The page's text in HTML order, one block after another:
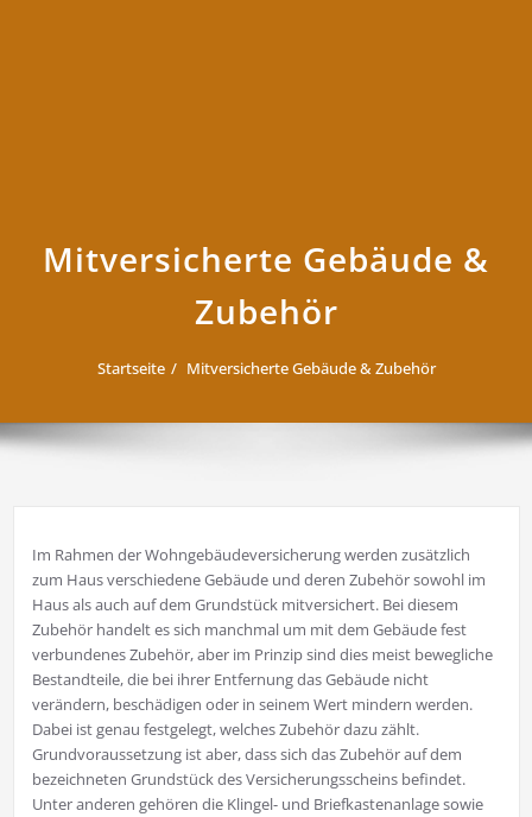
Mitversicherte Gebäude &
Zubehör
Startseite Mitversicherte Gebäude & Zubehör
Im Rahmen der Wohngebäudeversicherung werden zusätzlich
zum Haus verschiedene Gebäude und deren Zubehör sowohl im
Haus als auch auf dem Grundstück mitversichert. Bei diesem
Zubehör handelt es sich manchmal um mit dem Gebäude fest
verbundenes Zubehör, aber im Prinzip sind dies meist bewegliche
Bestandteile, die bei ihrer Entfernung das Gebäude nicht
verändern, beschädigen oder in seinem Wert mindern werden.
Dabei ist genau festgelegt, welches Zubehör dazu zählt.
Grundvoraussetzung ist aber, dass sich das Zubehör auf dem
bezeichneten Grundstück des Versicherungsscheins befindet.
Unter anderen gehören die Klingel- und Briefkastenanlage sowie